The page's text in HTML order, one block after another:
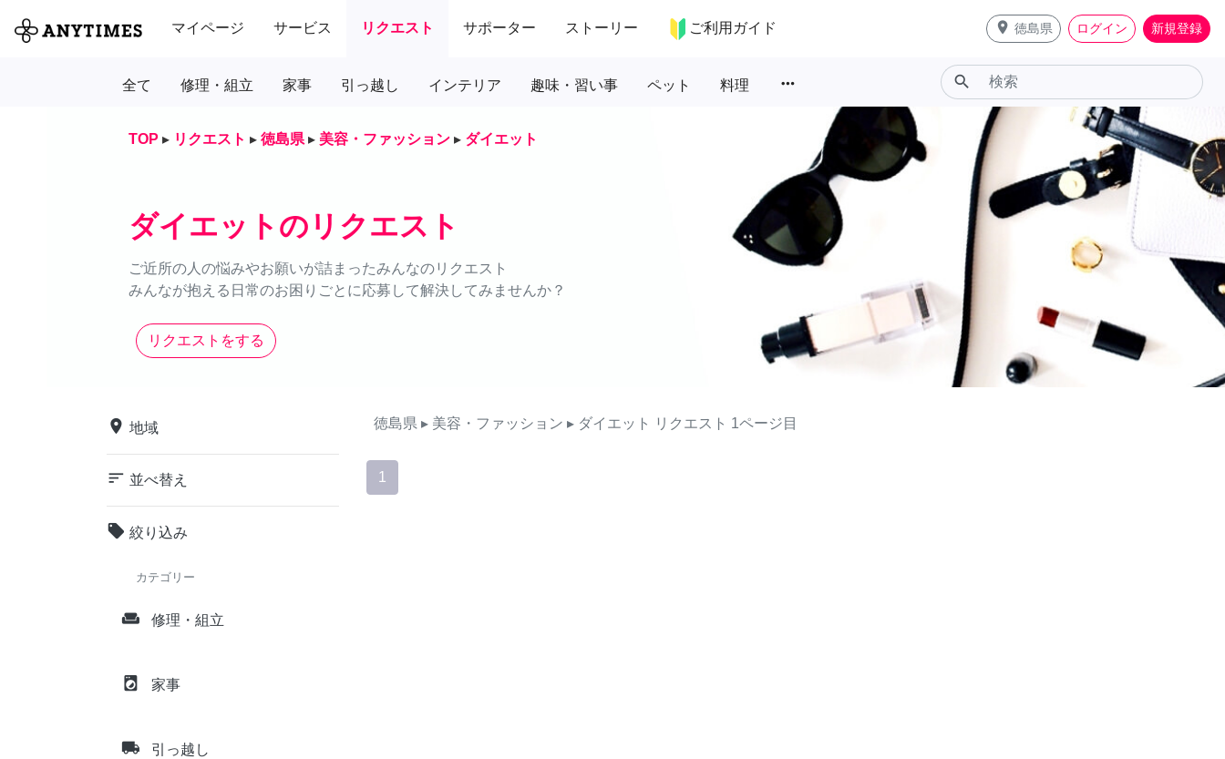
マイページ サービス リクエスト サポーター ストーリー ご利用ガイド place 徳島県 ログイン 新規登録
全て 修理・組立 家事 引っ越し インテリア 趣味・習い事 ペット 料理 more_horiz search
TOP ▸ リクエスト ▸ 徳島県 ▸ 美容・ファッション ▸ ダイエット
ダイエットのリクエスト
ご近所の人の悩みやお願いが詰まったみんなのリクエスト
みんなが抱える日常のお困りごとに応募して解決してみませんか？
リクエストをする
place 地域
sort 並べ替え
local_offer 絞り込み
カテゴリー
weekend 修理・組立
local_laundry_service 家事
local_shipping 引っ越し
徳島県 ▸ 美容・ファッション ▸ ダイエット リクエスト 1ページ目
1